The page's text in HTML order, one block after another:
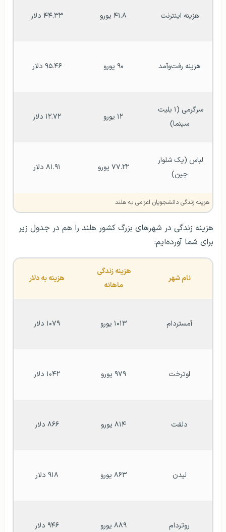
هزینه اینترنت ۴۱.۸ یورو ۴۴.۳۳ دلار
هزینه رفت‌وآمد ۹۰ یورو ۹۵.۴۶ دلار
سینما)
۱۲ یورو ۱۲.۷۲ دلار
جین)
۷۷.۲۲ یورو ۸۱.۹۱ دلار
هزینه زندگی دانشجویان اعزامی به هلند
هزینه زندگی در شهرهای بزرگ کشور هلند را هم در جدول زیر
برای شما آورده‌ایم:
نام شهر
ماهانه
هزینه به دلار
آمستردام ۱۰۱۳ یورو ۱۰۷۹ دلار
اوترخت ۹۷۹ یورو ۱۰۴۲ دلار
دلفت ۸۱۴ یورو ۸۶۶ دلار
لیدن ۸۶۳ یورو ۹۱۸ دلار
روتردام ۸۸۹ یورو ۹۴۶ دلار